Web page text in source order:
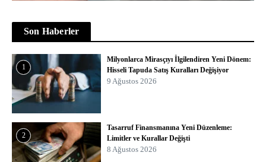
Son Haberler
1
Milyonlarca Mirasçıyı İlgilendiren Yeni Dönem:
Hisseli Tapuda Satış Kuralları Değişiyor
9 Ağustos 2026
2
Tasarruf Finansmanına Yeni Düzenleme:
Limitler ve Kurallar Değişti
8 Ağustos 2026